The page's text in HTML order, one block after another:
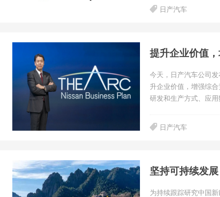
日产汽车
今天，日产汽车公司
升企业价值，增强综
研发和生产方式、应
日产汽车
为持续跟踪研究中国